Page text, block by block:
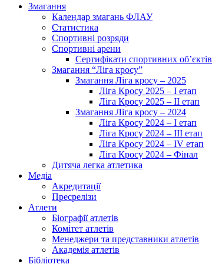
Змагання
Календар змагань ФЛАУ
Статистика
Спортивні розряди
Спортивні арени
Сертифікати спортивних об’єктів
Змагання “Ліга кросу”
Змагання Ліга кросу – 2025
Ліга Кросу 2025 – I етап
Ліга Кросу 2025 – II етап
Змагання Ліга кросу – 2024
Ліга Кросу 2024 – I етап
Ліга Кросу 2024 – III етап
Ліга Кросу 2024 – IV етап
Ліга Кросу 2024 – Фінал
Дитяча легка атлетика
Медіа
Акредитації
Пресрелізи
Атлети
Біографії атлетів
Комітет атлетів
Менеджери та представники атлетів
Академія атлетів
Бібліотека